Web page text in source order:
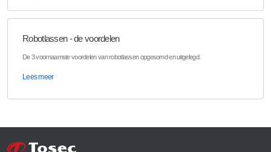
Robotlassen - de voordelen
De 3 voornaamste voordelen van robotlassen opgesomd en uitgelegd.
Lees meer